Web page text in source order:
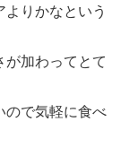
りかなという
が加わってとて
ので気軽に食べ